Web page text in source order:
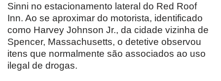
Sinni no estacionamento lateral do Red Roof
Inn. Ao se aproximar do motorista, identificado
como Harvey Johnson Jr., da cidade vizinha de
Spencer, Massachusetts, o detetive observou
itens que normalmente são associados ao uso
ilegal de drogas.